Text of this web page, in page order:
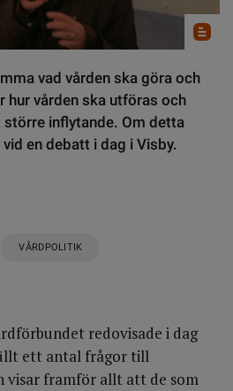
vad vården ska göra och
hur vården ska utföras och
inflytande. Om detta
en debatt i dag i Visby.
VÅRDPOLITIK
redovisade i dag
ett antal frågor till
visar framför allt att de som